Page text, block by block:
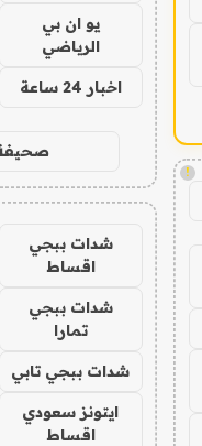
!
يو ان بي
الرياضي
اخبار 24 ساعة
صحيفة
شدات ببجي
اقساط
شدات ببجي
تمارا
شدات ببجي تابي
ايتونز سعودي
اقساط